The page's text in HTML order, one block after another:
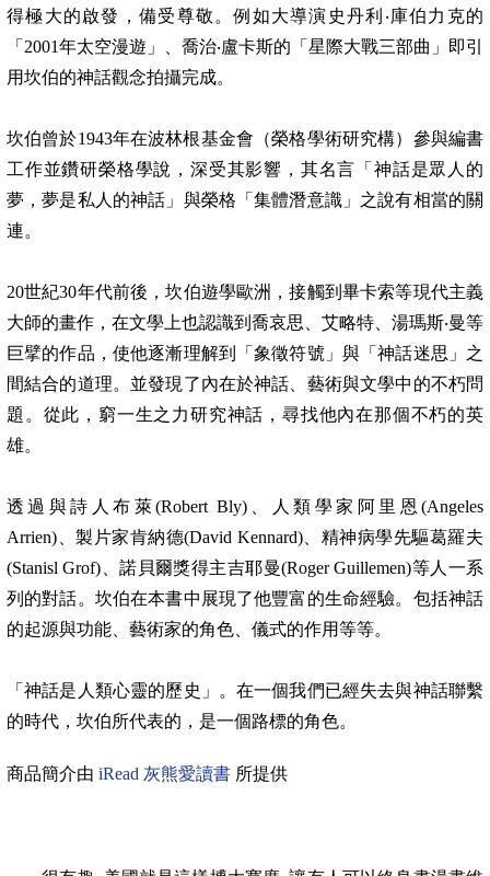
得極大的啟發，備受尊敬。例如大導演史丹利 ‧庫伯力克的
「 2001年太空漫遊」、喬治‧盧卡斯的「星際大戰三部曲」即引
用坎伯的神話觀念拍攝完成。
坎伯曾於1943年在波林根基金會（榮格學術研究構）參與編書
工作並鑽研榮格學說，深受其影響，其名言「神話是眾人的
夢，夢是私人的神話」與榮格「集體潛意識」之說有相當的關
連。
20世紀30年代前後，坎伯遊學歐洲，接觸到畢卡索等現代主義
大師的畫作，在文學上也認識到喬哀思、艾略特、湯瑪斯‧曼等
巨擘的作品，使他逐漸理解到「象徵符號」與「神話迷思」之
間結合的道理。並發現了內在於神話、藝術與文學中的不朽問
題。從此，窮一生之力研究神話，尋找他內在那個不朽的英
雄。
透過與詩人布萊(Robert Bly)、人類學家阿里恩(Angeles
Arrien)、製片家肯納德(David Kennard)、精神病學先驅葛羅夫
(Stanisl Grof)、諾貝爾獎得主吉耶曼(Roger Guillemen)等人一系
列的對話。坎伯在本書中展現了他豐富的生命經驗。包括神話
的起源與功能、藝術家的角色、儀式的作用等等。
「神話是人類心靈的歷史」。在一個我們已經失去與神話聯繫
的時代，坎伯所代表的，是一個路標的角色。
商品簡介由 iRead 灰熊愛讀書 所提供